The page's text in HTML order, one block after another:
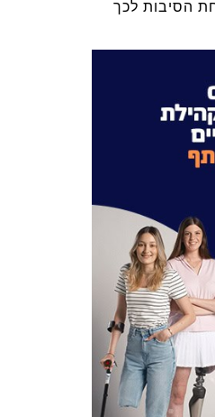
הסיבות לכך